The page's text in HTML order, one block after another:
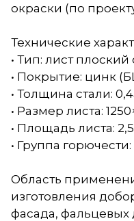
окраски (по
Технические
• Тип: лист
• Покрытие: цинк
• Толщина стали:
• Размер листа:
• Площадь листа:
• Группа
Область
изготовления
фасада, фальцевых